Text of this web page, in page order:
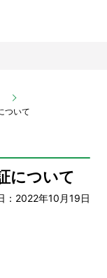
ついて
について
：2022年10月19日